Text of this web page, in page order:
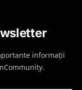
informații